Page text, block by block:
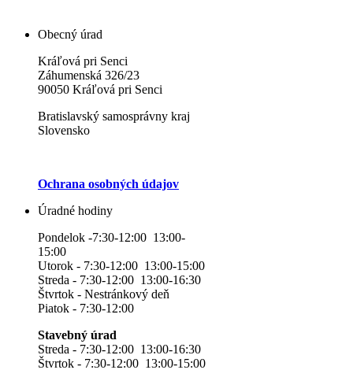
Obecný úrad
Kráľová pri Senci
Záhumenská 326/23
90050 Kráľová pri Senci
Bratislavský samosprávny kraj
Slovensko
Ochrana osobných údajov
Úradné hodiny
Pondelok -7:30-12:00 13:00-
15:00
Utorok - 7:30-12:00 13:00-15:00
Streda - 7:30-12:00 13:00-16:30
Štvrtok - Nestránkový deň
Piatok - 7:30-12:00
Stavebný úrad
Streda - 7:30-12:00 13:00-16:30
Štvrtok - 7:30-12:00 13:00-15:00